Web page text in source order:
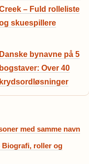
– Fuld rolleliste
skuespillere
Danske bynavne på 5
bogstaver: Over 40
krydsordløsninger
med samme navn
Biografi, roller og